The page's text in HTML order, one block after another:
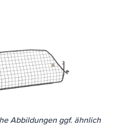
Abbildungen ggf. ähnlich